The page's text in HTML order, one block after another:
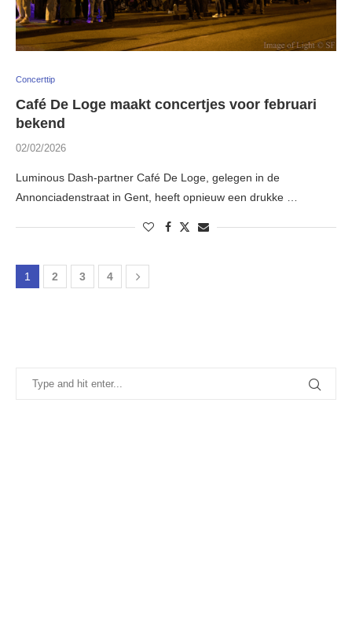
Concerttip
Café De Loge maakt concertjes voor februari
bekend
02/02/2026
Luminous Dash-partner Café De Loge, gelegen in de
Annonciadenstraat in Gent, heeft opnieuw een drukke …
1 2 3 4